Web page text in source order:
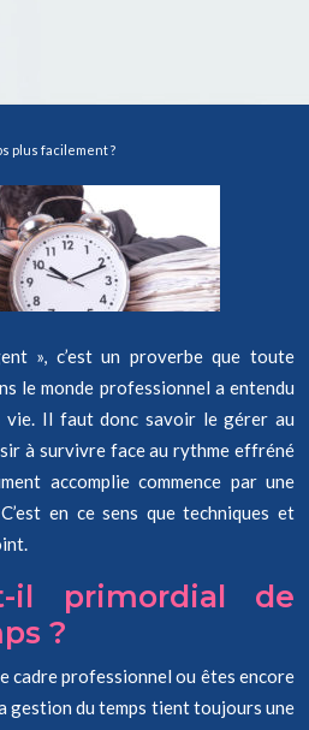
plus facilement ?
», c’est un proverbe que toute
le monde professionnel a entendu
vie. Il faut donc savoir le gérer au
à survivre face au rythme effréné
accomplie commence par une
en ce sens que techniques et
il primordial de
?
cadre professionnel ou êtes encore
gestion du temps tient toujours une